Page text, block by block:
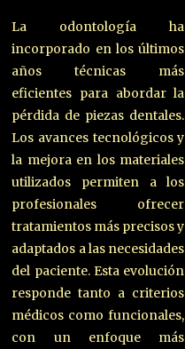
La odontología ha
incorporado en los últimos
años técnicas más
eficientes para abordar la
pérdida de piezas dentales.
Los avances tecnológicos y
la mejora en los materiales
utilizados permiten a los
profesionales ofrecer
tratamientos más precisos y
adaptados a las necesidades
del paciente. Esta evolución
responde tanto a criterios
médicos como funcionales,
con un enfoque más